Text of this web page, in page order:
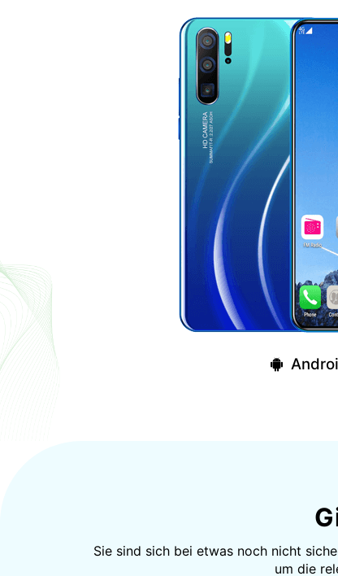
Sie sind sich bei etwas noch nicht
um die